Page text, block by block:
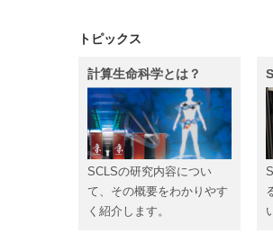
トピックス
計算生命科学とは？
SCLSの研究内容につい
て、その概要をわかりやす
く紹介します。